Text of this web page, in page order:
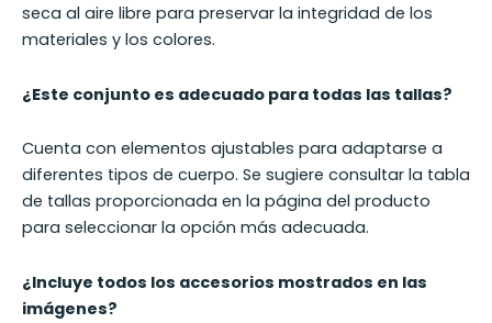
seca al aire libre para preservar la integridad de los
materiales y los colores.
¿Este conjunto es adecuado para todas las tallas?
Cuenta con elementos ajustables para adaptarse a
diferentes tipos de cuerpo. Se sugiere consultar la tabla
de tallas proporcionada en la página del producto
para seleccionar la opción más adecuada.
¿Incluye todos los accesorios mostrados en las
imágenes?